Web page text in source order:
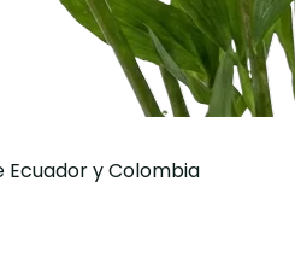
Ecuador y Colombia